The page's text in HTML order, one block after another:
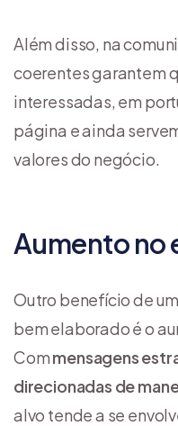
Além disso, na
coerentes garantem
interessadas, em
página e ainda
valores do negócio.
Aumento no
Outro benefício de
bem elaborado é o
Commensagens
direcionadas de
alvo tende a se